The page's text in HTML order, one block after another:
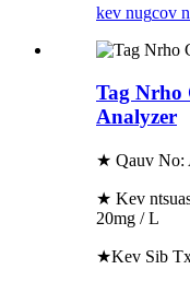
kev nugcov
Tag Nrho
Analyzer
★ Qauv No:
★ Kev
20mg / L
★Kev Sib